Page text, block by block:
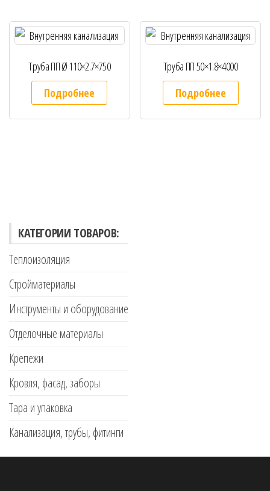
Труба ПП Ø 110×2.7×750
Подробнее
Труба ПП 50×1.8×4000
Подробнее
КАТЕГОРИИ ТОВАРОВ:
Теплоизоляция
Стройматериалы
Инструменты и оборудование
Отделочные материалы
Крепежи
Кровля, фасад, заборы
Тара и упаковка
Канализация, трубы, фитинги